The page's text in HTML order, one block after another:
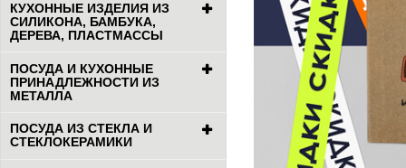
КУХОННЫЕ ИЗДЕЛИЯ ИЗ
СИЛИКОНА, БАМБУКА,
ДЕРЕВА, ПЛАСТМАССЫ
ПОСУДА И КУХОННЫЕ
ПРИНАДЛЕЖНОСТИ ИЗ
МЕТАЛЛА
ПОСУДА ИЗ СТЕКЛА И
СТЕКЛОКЕРАМИКИ